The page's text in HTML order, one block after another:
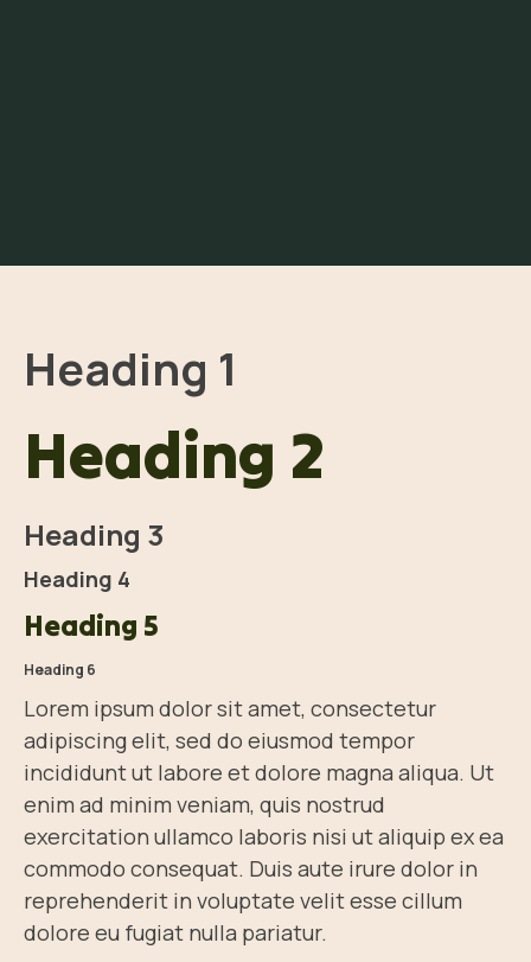
Heading 1
Heading 2
Heading 3
Heading 4
Heading 5
Heading 6
Lorem ipsum dolor sit amet, consectetur
adipiscing elit, sed do eiusmod tempor
incididunt ut labore et dolore magna aliqua. Ut
enim ad minim veniam, quis nostrud
exercitation ullamco laboris nisi ut aliquip ex ea
commodo consequat. Duis aute irure dolor in
reprehenderit in voluptate velit esse cillum
dolore eu fugiat nulla pariatur.